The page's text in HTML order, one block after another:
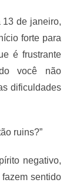
13 de janeiro,
forte para
é frustrante
você não
dificuldades
ruins?”
negativo,
sentido